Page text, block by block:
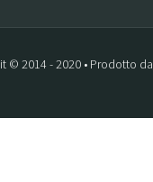
© 2014 - 2020 • Prodotto da